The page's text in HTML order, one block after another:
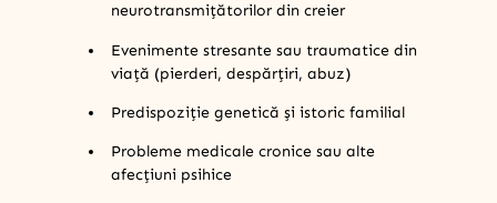
neurotransmițătorilor din creier
Evenimente stresante sau traumatice din
viață (pierderi, despărțiri, abuz)
Predispoziție genetică și istoric familial
Probleme medicale cronice sau alte
afecțiuni psihice